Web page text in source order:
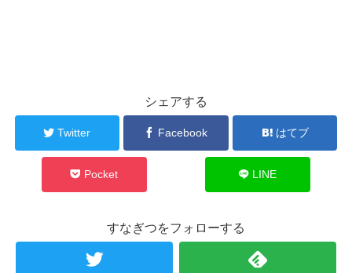
シェアする
Twitter Facebook はてブ
Pocket LINE
すなぎつをフォローする